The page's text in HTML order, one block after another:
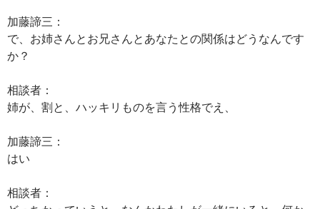
加藤諦三：
で、お姉さんとお兄さんとあなたとの関係はどうなんです
か？
相談者：
姉が、割と、ハッキリものを言う性格でえ、
加藤諦三：
はい
相談者：